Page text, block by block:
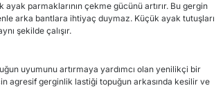
parmaklarının çekme gücünü artırır. Bu gergin
arka bantlara ihtiyaç duymaz. Küçük ayak tutuşları
şekilde çalışır.
uyumunu artırmaya yardımcı olan yenilikçi bir
agresif gerginlik lastiği topuğun arkasında kesilir ve